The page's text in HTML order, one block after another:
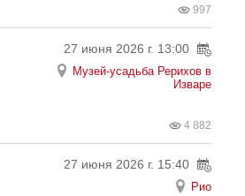
997
27 июня 2026 г. 13:00
Музей-усадьба Рерихов в
Изваре
4 882
27 июня 2026 г. 15:40
Рио